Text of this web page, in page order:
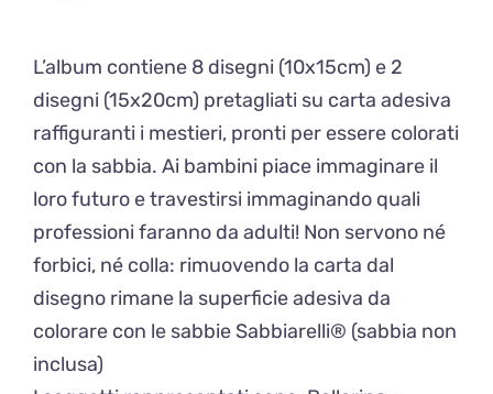
L’album contiene 8 disegni (10x15cm) e 2
disegni (15x20cm) pretagliati su carta adesiva
raffiguranti i mestieri, pronti per essere colorati
con la sabbia. Ai bambini piace immaginare il
loro futuro e travestirsi immaginando quali
professioni faranno da adulti! Non servono né
forbici, né colla: rimuovendo la carta dal
disegno rimane la superficie adesiva da
colorare con le sabbie Sabbiarelli® (sabbia non
inclusa)